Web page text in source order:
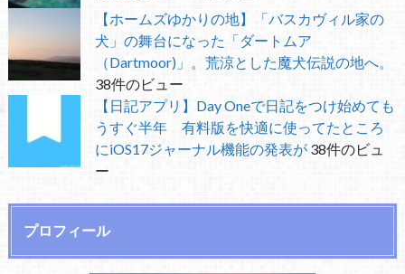
【ホームズゆかりの地】「バスカヴィル家の
犬」の舞台になった「ダートムア
（Dartmoor)」。荒涼とした魔犬伝説の地へ。
38件のビュー
【日記アプリ】Day Oneで日記をつけ始めても
うすぐ半年 有料版を快適に使ってたところ
にiOS17ジャーナル機能の発表が 38件のビュ
ー
プロフィール